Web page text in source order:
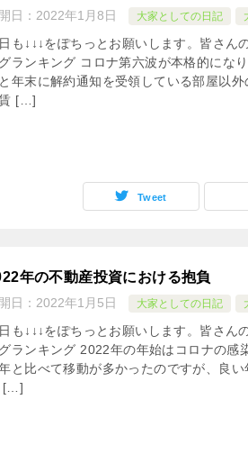
日： 2022年1月8日 大家としての日記
も↓↓↓をぽちっとお願いします。皆さん
ランキング コロナ第六波が本格的にな
年末に解約通知を受領している部屋以
[…]
Tweet
年の不動産投資における抱負
日： 2022年1月5日 大家としての日記
も↓↓↓をぽちっとお願いします。皆さん
ランキング 2022年の年始はコロナの感
と比べて移動が多かったのですが、良
[…]